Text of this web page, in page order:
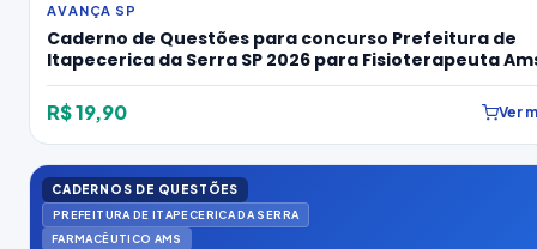
AVANÇA SP
Caderno de Questões para concurso Prefeitura de
Itapecerica da Serra SP 2026 para Fisioterapeuta
R$ 19,90 Ver
CADERNOS DE QUESTÕES
PREFEITURA DE ITAPECERICA DA SERRA
FARMACÊUTICO AMS